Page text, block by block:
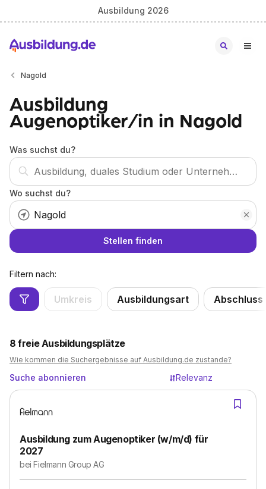
Ausbildung 2026
Nagold
Ausbildung
Augenoptiker/in in Nagold
Was suchst du?
Wo suchst du?
Stellen finden
Filtern nach:
Umkreis Ausbildungsart Abschluss
8 freie Ausbildungsplätze
Wie kommen die Suchergebnisse auf Ausbildung.de zustande?
Suche abonnieren Relevanz
Ausbildung zum Augenoptiker (w/m/d) für
2027
beiFielmann Group AG